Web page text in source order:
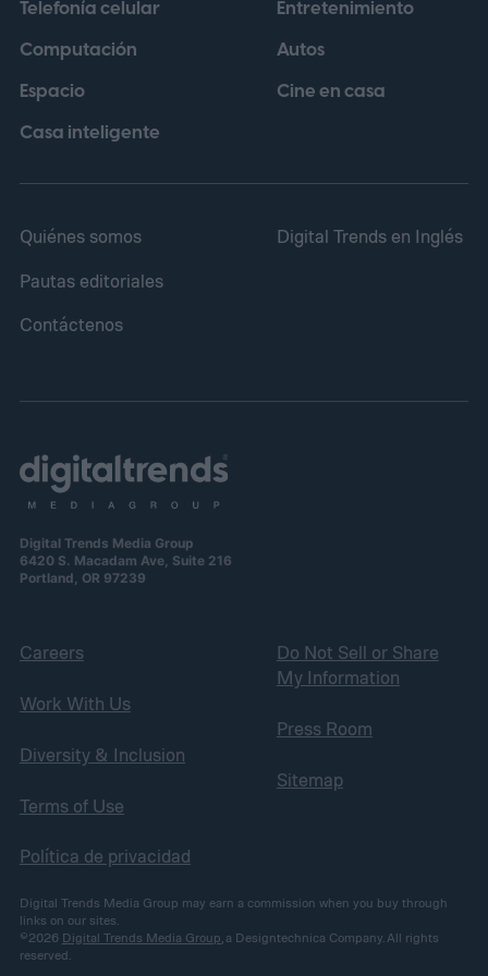
Telefonía celular
Computación
Espacio
Casa inteligente
Entretenimiento
Autos
Cine en casa
Quiénes somos
Pautas editoriales
Contáctenos
Digital Trends en Inglés
Digital Trends Media Group
6420 S. Macadam Ave, Suite 216
Portland, OR 97239
Careers
Work With Us
Diversity & Inclusion
Terms of Use
Política de privacidad
Do Not Sell or Share
My Information
Press Room
Sitemap
Digital Trends Media Group may earn a commission when you buy through
links on our sites.
©2026 Digital Trends Media Group, a Designtechnica Company. All rights
reserved.